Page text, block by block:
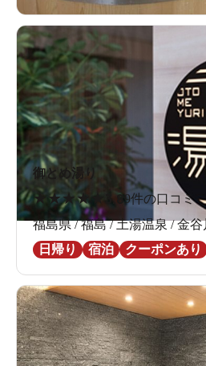
御とめ湯り
★ ★★ ★ ★ 3.89件の口コミ
福島県 / 福島 / 土湯温泉 / 金谷
日帰り
宿泊 クーポンあり